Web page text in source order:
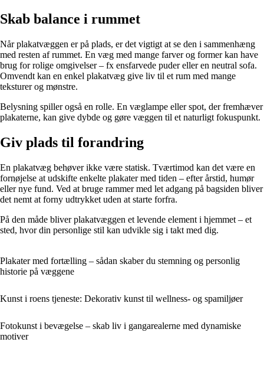
Skab balance i rummet
Når plakatvæggen er på plads, er det vigtigt at se den i sammenhæng
med resten af rummet. En væg med mange farver og former kan have
brug for rolige omgivelser – fx ensfarvede puder eller en neutral sofa.
Omvendt kan en enkel plakatvæg give liv til et rum med mange
teksturer og mønstre.
Belysning spiller også en rolle. En væglampe eller spot, der fremhæver
plakaterne, kan give dybde og gøre væggen til et naturligt fokuspunkt.
Giv plads til forandring
En plakatvæg behøver ikke være statisk. Tværtimod kan det være en
fornøjelse at udskifte enkelte plakater med tiden – efter årstid, humør
eller nye fund. Ved at bruge rammer med let adgang på bagsiden bliver
det nemt at forny udtrykket uden at starte forfra.
På den måde bliver plakatvæggen et levende element i hjemmet – et
sted, hvor din personlige stil kan udvikle sig i takt med dig.
Plakater med fortælling – sådan skaber du stemning og personlig
historie på væggene
Kunst i roens tjeneste: Dekorativ kunst til wellness- og spamiljøer
Fotokunst i bevægelse – skab liv i gangarealerne med dynamiske
motiver